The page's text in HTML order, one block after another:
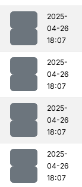
2025-
04-26
18:07
2025-
04-26
18:07
2025-
04-26
18:07
2025-
04-26
18:07